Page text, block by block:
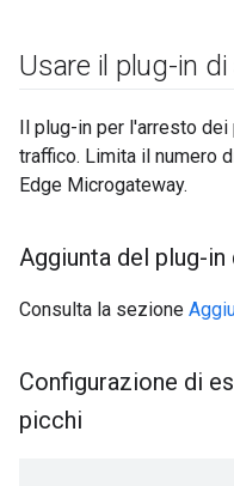
Usare il plug-in
Il plug-in per l'arresto
traffico. Limita il numero
Edge Microgateway.
Aggiunta del plug-
Consulta la sezione
Configurazione di
picchi